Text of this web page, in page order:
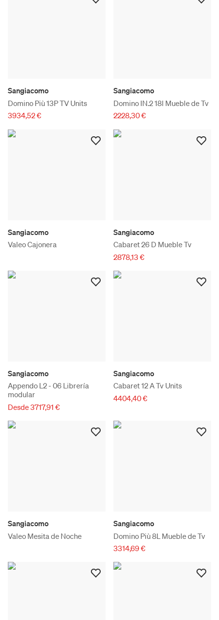
Sangiacomo
Domino Più 13P TV Units
3934,52 €
Sangiacomo
Domino IN.2 18l Mueble de Tv
2228,30 €
Sangiacomo
Valeo Cajonera
Sangiacomo
Cabaret 26 D Mueble Tv
2878,13 €
Sangiacomo
Appendo L2 - 06 Librería
modular
Desde 3717,91 €
Sangiacomo
Cabaret 12 A Tv Units
4404,40 €
Sangiacomo
Valeo Mesita de Noche
Sangiacomo
Domino Più 8L Mueble de Tv
3314,69 €